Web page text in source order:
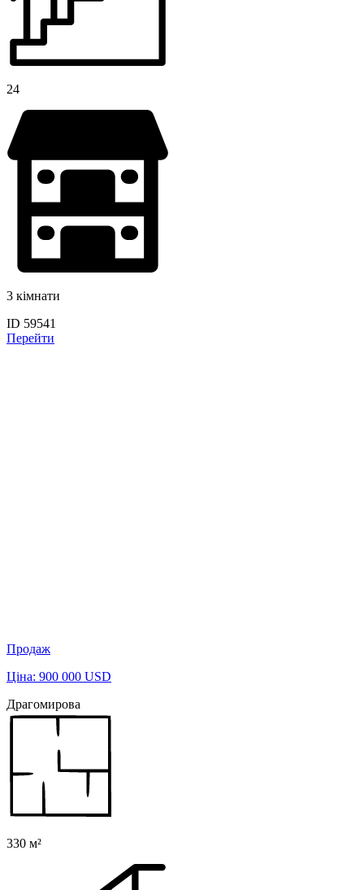
24
3 кімнати
ID 59541
Перейти
Продаж
Ціна: 900 000 USD
Драгомирова
330 м²